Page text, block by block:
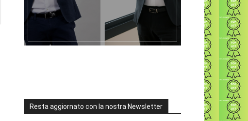
Resta aggiornato con la nostra Newsletter